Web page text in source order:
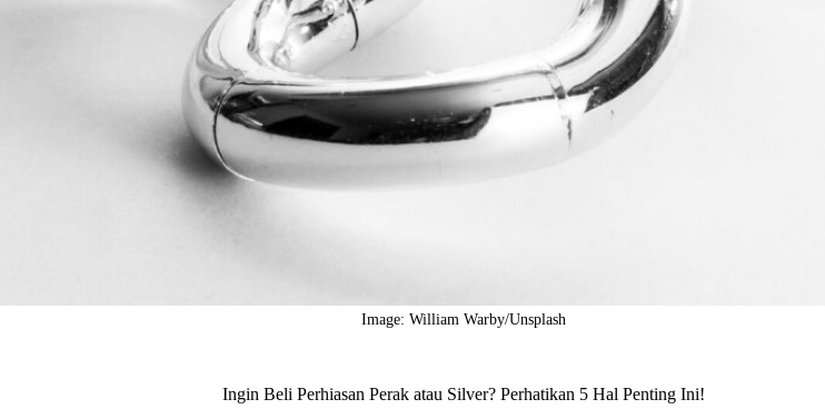
Image: William Warby/Unsplash
Ingin Beli Perhiasan Perak atau Silver? Perhatikan 5 Hal Penting Ini!